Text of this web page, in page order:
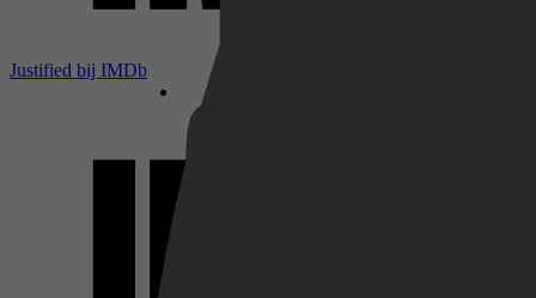
Justified bij IMDb